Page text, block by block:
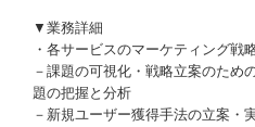
▼業務詳細
・各サービスのマーケティング戦
－課題の可視化・戦略立案のため
題の把握と分析
－新規ユーザー獲得手法の立案・